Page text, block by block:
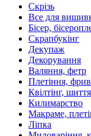
Скрізь
Все для
Бісер,
Скрапбукінг
Декупаж
Декорування
Валяння, фетр
Плетіння,
Квілтінг, шиття
Килимарство
Макраме,
Ліпка